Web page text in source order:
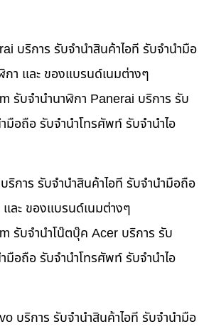
บริการ รับจำนำสินค้าไอที รับจำนำมือ
า และ ของแบรนด์เนมต่างๆ
รับจำนำนาฬิกา Panerai บริการ รับ
มือถือ รับจำนำโทรศัพท์ รับจำนำไอ
การ รับจำนำสินค้าไอที รับจำนำมือถือ
ละ ของแบรนด์เนมต่างๆ
รับจำนำโน๊ตบุ๊ค Acer บริการ รับ
มือถือ รับจำนำโทรศัพท์ รับจำนำไอ
บริการ รับจำนำสินค้าไอที รับจำนำมือ